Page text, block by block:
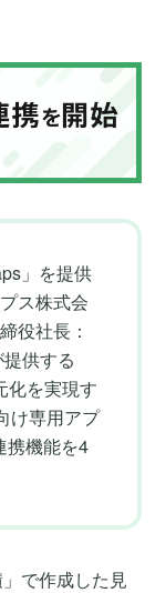
」を提供
ス株式会
役社長：
供する
化を実現す
け専用アプ
携機能を4
で作成した見